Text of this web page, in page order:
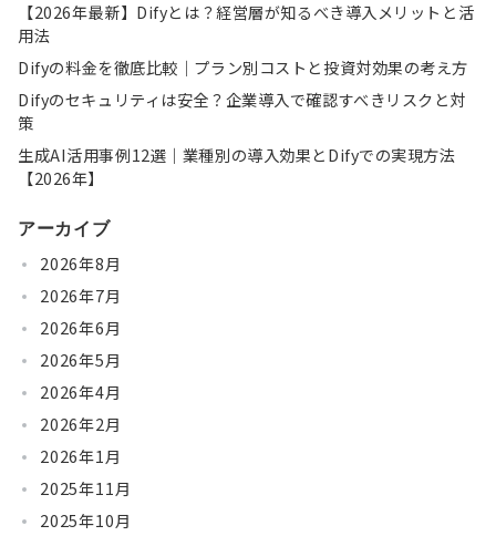
【2026年最新】Difyとは？経営層が知るべき導入メリットと活
用法
Difyの料金を徹底比較｜プラン別コストと投資対効果の考え方
Difyのセキュリティは安全？企業導入で確認すべきリスクと対
策
生成AI活用事例12選｜業種別の導入効果とDifyでの実現方法
【2026年】
アーカイブ
2026年8月
2026年7月
2026年6月
2026年5月
2026年4月
2026年2月
2026年1月
2025年11月
2025年10月